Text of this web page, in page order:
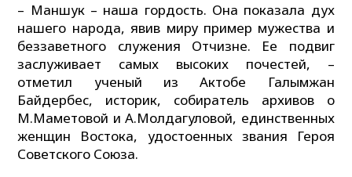
– Маншук – наша гордость. Она показала дух
нашего народа, явив миру пример мужества и
беззаветного служения Отчизне. Ее подвиг
заслуживает самых высоких почестей, –
отметил ученый из Актобе Галымжан
Байдербес, историк, собиратель архивов о
М.Маметовой и А.Молдагуловой, единственных
женщин Востока, удостоенных звания Героя
Советского Союза.